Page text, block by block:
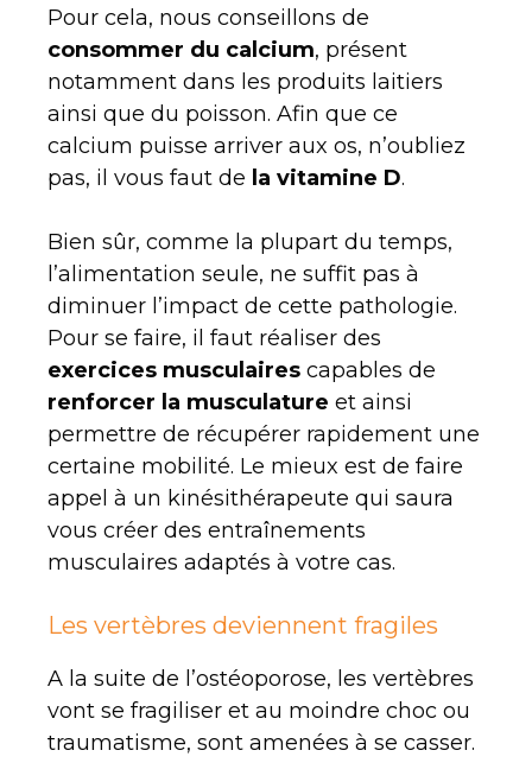
Pour cela, nous conseillons de
consommer du calcium, présent
notamment dans les produits laitiers
ainsi que du poisson. Afin que ce
calcium puisse arriver aux os, n’oubliez
pas, il vous faut de la vitamine D.
Bien sûr, comme la plupart du temps,
l’alimentation seule, ne suffit pas à
diminuer l’impact de cette pathologie.
Pour se faire, il faut réaliser des
exercices musculaires capables de
renforcer la musculature et ainsi
permettre de récupérer rapidement une
certaine mobilité. Le mieux est de faire
appel à un kinésithérapeute qui saura
vous créer des entraînements
musculaires adaptés à votre cas.
Les vertèbres deviennent fragiles
A la suite de l’ostéoporose, les vertèbres
vont se fragiliser et au moindre choc ou
traumatisme, sont amenées à se casser.